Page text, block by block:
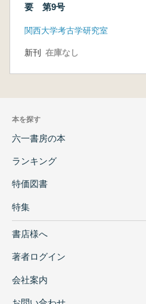
要 第9号
関西大学考古学研究室
新刊 在庫なし
本を探す
六一書房の本
ランキング
特価図書
特集
書店様へ
著者ログイン
会社案内